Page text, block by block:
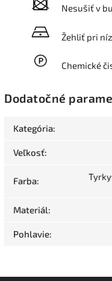
Nesušiť v
Žehliť pri
Chemické
Dodatočné
Kategória:
Veľkosť:
Farba:
Materiál:
Pohlavie: